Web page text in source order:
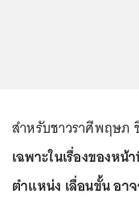
สำหรับชาวราศีพฤษภ
เฉพาะในเรื่องของหน้
ตำแหน่ง เลื่อนขั้น อา